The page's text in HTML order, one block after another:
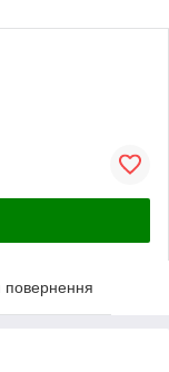
повернення